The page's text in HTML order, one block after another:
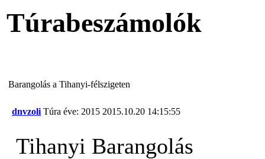
Túrabeszámolók
Barangolás a Tihanyi-félszigeten
dnvzoli Túra éve: 2015 2015.10.20 14:15:55
Tihanyi Barangolás